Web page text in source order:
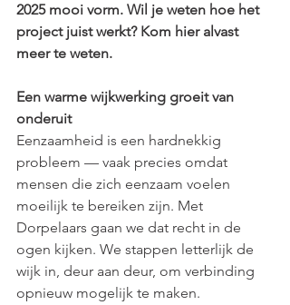
2025 mooi vorm. Wil je weten hoe het
project juist werkt? Kom hier alvast
meer te weten.
Een warme wijkwerking groeit van
onderuit
Eenzaamheid is een hardnekkig
probleem — vaak precies omdat
mensen die zich eenzaam voelen
moeilijk te bereiken zijn. Met
Dorpelaars gaan we dat recht in de
ogen kijken. We stappen letterlijk de
wijk in, deur aan deur, om verbinding
opnieuw mogelijk te maken.